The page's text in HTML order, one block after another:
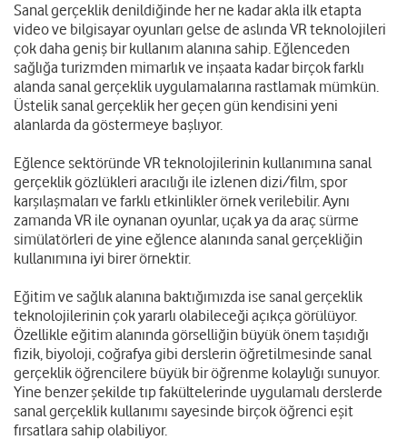
Sanal gerçeklik denildiğinde her ne kadar akla ilk etapta
video ve bilgisayar oyunları gelse de aslında VR teknolojileri
çok daha geniş bir kullanım alanına sahip. Eğlenceden
sağlığa turizmden mimarlık ve inşaata kadar birçok farklı
alanda sanal gerçeklik uygulamalarına rastlamak mümkün.
Üstelik sanal gerçeklik her geçen gün kendisini yeni
alanlarda da göstermeye başlıyor.
Eğlence sektöründe VR teknolojilerinin kullanımına sanal
gerçeklik gözlükleri aracılığı ile izlenen dizi/film, spor
karşılaşmaları ve farklı etkinlikler örnek verilebilir. Aynı
zamanda VR ile oynanan oyunlar, uçak ya da araç sürme
simülatörleri de yine eğlence alanında sanal gerçekliğin
kullanımına iyi birer örnektir.
Eğitim ve sağlık alanına baktığımızda ise sanal gerçeklik
teknolojilerinin çok yararlı olabileceği açıkça görülüyor.
Özellikle eğitim alanında görselliğin büyük önem taşıdığı
fizik, biyoloji, coğrafya gibi derslerin öğretilmesinde sanal
gerçeklik öğrencilere büyük bir öğrenme kolaylığı sunuyor.
Yine benzer şekilde tıp fakültelerinde uygulamalı derslerde
sanal gerçeklik kullanımı sayesinde birçok öğrenci eşit
fırsatlara sahip olabiliyor.